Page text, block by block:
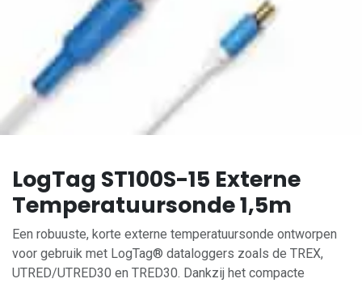
LogTag ST100S-15 Externe
Temperatuursonde 1,5m
Een robuuste, korte externe temperatuursonde ontworpen
voor gebruik met LogTag® dataloggers zoals de TREX,
UTRED/UTRED30 en TRED30. Dankzij het compacte